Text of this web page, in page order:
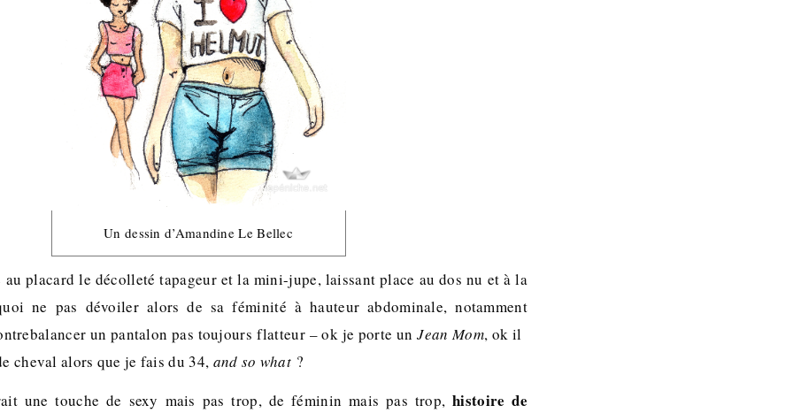
Un dessin d’Amandine Le Bellec
au placard le décolleté tapageur et la mini-jupe, laissant place au dos nu et à la
ne pas dévoiler alors de sa féminité à hauteur abdominale, notamment
un pantalon pas toujours flatteur – ok je porte unJean Mom, ok il
cheval alors que je fais du 34, and so what?
une touche de sexy mais pas trop, de féminin mais pas trop,histoire de